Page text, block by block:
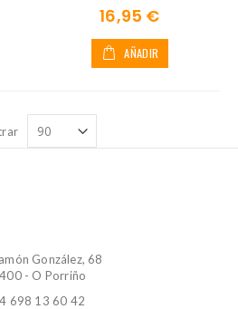
16,95 €
AÑADIR
González, 68
- O Porriño
698 13 60 42